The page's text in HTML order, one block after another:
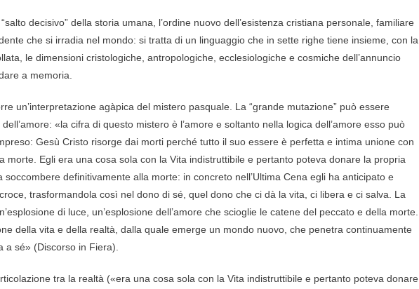
decisivo” della storia umana, l’ordine nuovo dell’esistenza cristiana personale, familiare
che si irradia nel mondo: si tratta di un linguaggio che in sette righe tiene insieme, con la
le dimensioni cristologiche, antropologiche, ecclesiologiche e cosmiche dell’annuncio
a memoria.
un’interpretazione agàpica del mistero pasquale. La “grande mutazione” può essere
«la cifra di questo mistero è l’amore e soltanto nella logica dell’amore esso può
Gesù Cristo risorge dai morti perché tutto il suo essere è perfetta e intima unione con
morte. Egli era una cosa sola con la Vita indistruttibile e pertanto poteva donare la propria
definitivamente alla morte: in concreto nell’Ultima Cena egli ha anticipato e
trasformandola così nel dono di sé, quel dono che ci dà la vita, ci libera e ci salva. La
di luce, un’esplosione dell’amore che scioglie le catene del peccato e della morte.
della vita e della realtà, dalla quale emerge un mondo nuovo, che penetra continuamente
sé» (Discorso in Fiera).
tra la realtà («era una cosa sola con la Vita indistruttibile e pertanto poteva donare